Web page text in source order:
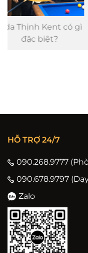
gì
Cơ thủ
Huỳnh
Học trò
bay cao
HỖ TRỢ 24/7
090.268.9777
090.678.9797
Zalo